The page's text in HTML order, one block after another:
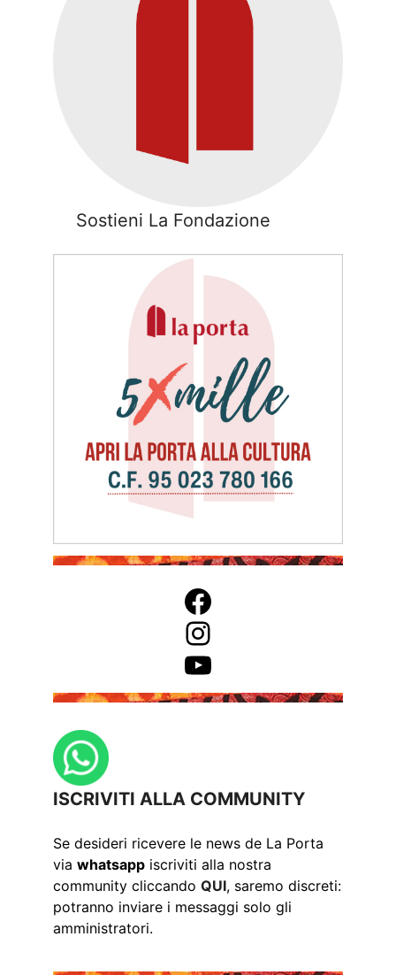
Sostieni La Fondazione
Facebook
Instagram
YouTube
ISCRIVITI ALLA COMMUNITY
Se desideri ricevere le news de La Porta
via whatsapp iscriviti alla nostra
community cliccando QUI, saremo discreti:
potranno inviare i messaggi solo gli
amministratori.